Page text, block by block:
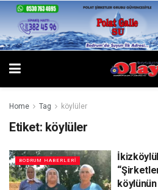
Home Tag köylüler
Etiket: köylüler
BODRUM HABERLERI
köylünün